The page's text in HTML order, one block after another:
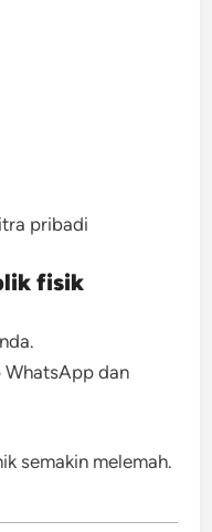
pribadi
fisik
WhatsApp dan
semakin melemah.